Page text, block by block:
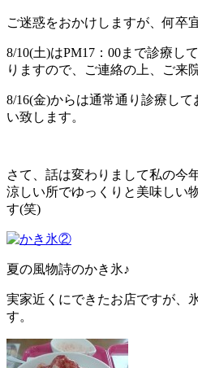
ご迷惑をおかけしますが、何卒
8/10(土)はPM17：00まで診療し
りますので、ご連絡の上、ご来
8/16(金)からは通常通り診療し
い致します。
さて、話は変わりまして私の今
涼しい所でゆっくりと美味しい
す(笑)
夏の風物詩のかき氷♪
実家近くにできたお店ですが、
す。